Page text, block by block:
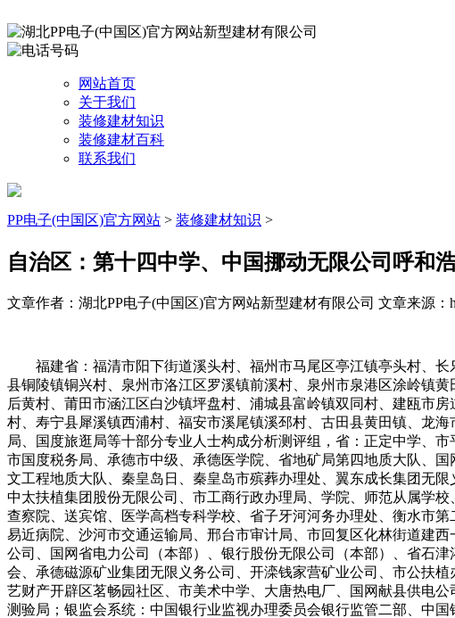
网站首页
关于我们
装修建材知识
装修建材百科
联系我们
PP电子(中国区)官方网站 > 装修建材知识 >
自治区：第十四中学、中国挪动无限公司呼和
文章作者：湖北PP电子(中国区)官方网站新型建材有限公司 文章来源：
福建省：福清市阳下街道溪头村、福州市马尾区亭江镇亭头村、长
县铜陵镇铜兴村、泉州市洛江区罗溪镇前溪村、泉州市泉港区涂岭镇
后黄村、莆田市涵江区白沙镇坪盘村、浦城县富岭镇双同村、建瓯市
村、寿宁县犀溪镇西浦村、福安市溪尾镇溪邳村、古田县黄田镇、龙
局、国度旅逛局等十部分专业人士构成分析测评组，省：正定中学、
市国度税务局、承德市中级、承德医学院、省地矿局第四地质大队、
文工程地质大队、秦皇岛日、秦皇岛市殡葬办理处、翼东成长集团无
中太扶植集团股份无限公司、市工商行政办理局、学院、师范从属学
查察院、送宾馆、医学高档专科学校、省子牙河河务办理处、衡水市
易近病院、沙河市交通运输局、邢台市审计局、市回复区化林街道建
公司、国网省电力公司（本部）、银行股份无限公司（本部）、省石
会、承德磁源矿业集团无限义务公司、开滦钱家营矿业公司、市公扶
艺财产开辟区茗畅园社区、市美术中学、大唐热电厂、国网献县供电
测验局；银监会系统：中国银行业监视办理委员会银行监管二部、中